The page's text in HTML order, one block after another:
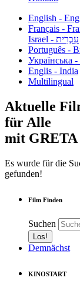
English -
Français -
עִבְרִית - Israel
Português -
Українська
Englis - India
Multilingual
Aktuelle
für Alle
mit GRETA
Es wurde für die
gefunden!
Film Finden
Suchen
Demnächst
KINOSTART